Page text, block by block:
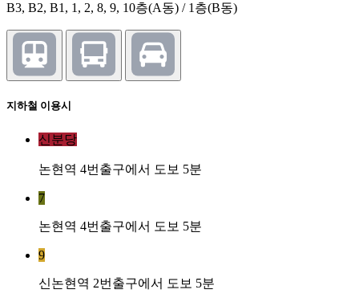
B3, B2, B1, 1, 2, 8, 9, 10층(A동) / 1층(B동)
지하철 이용시
신분당
논현역 4번출구에서 도보 5분
7
논현역 4번출구에서 도보 5분
9
신논현역 2번출구에서 도보 5분